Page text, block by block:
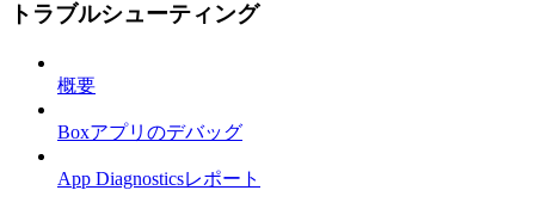
トラブルシューティング
概要
Boxアプリのデバッグ
App Diagnosticsレポート